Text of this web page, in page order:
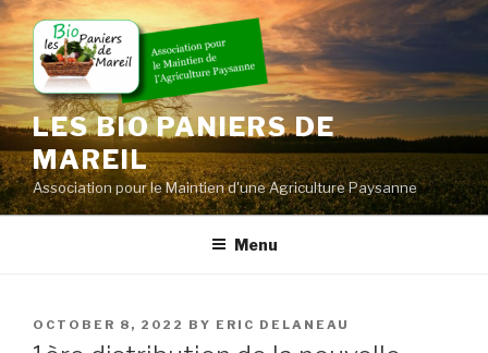
Skip
to
content
LES BIO PANIERS DE
MAREIL
Association pour le Maintien d'une Agriculture Paysanne
Menu
POSTED
ON
OCTOBER 8, 2022 BY ERIC DELANEAU